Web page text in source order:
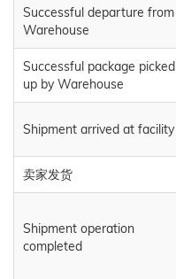
Successful departure from
Warehouse
Successful package picked
up by Warehouse
Shipment arrived at facility
卖家发货
Shipment operation
completed